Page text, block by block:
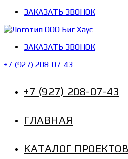
ЗАКАЗАТЬ ЗВОНОК
ЗАКАЗАТЬ ЗВОНОК
+7 (927) 208-07-43
+7 (927) 208-07-43
ГЛАВНАЯ
КАТАЛОГ ПРОЕКТОВ